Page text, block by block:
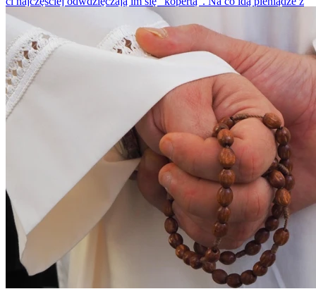
kolędy? Ksiądz Sebastian Picur wyjaśnił to na TikToku.